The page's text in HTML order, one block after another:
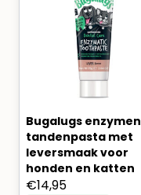
Bugalugs enzymen
tandenpasta met
leversmaak voor
honden en katten
€14,95